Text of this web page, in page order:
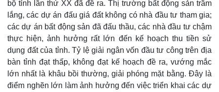
bộ tỉnh lần thứ XX đã đề ra. Thị trường bất động sản trầm
lắng, các dự án đấu giá đất không có nhà đầu tư tham gia;
các dự án bất động sản đã đấu thầu, các nhà đầu tư chậm
thực hiện, ảnh hưởng rất lớn đến kế hoạch thu tiền sử
dụng đất của tỉnh. Tỷ lệ giải ngân vốn đầu tư công trên địa
bàn tỉnh đạt thấp, không đạt kế hoạch đề ra, vướng mắc
lớn nhất là khâu bồi thường, giải phóng mặt bằng. Đây là
điểm nghẽn lớn làm ảnh hưởng đến việc triển khai các dự